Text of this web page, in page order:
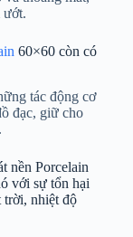
ướt.
60×60 còn có
tác động cơ
đạc, giữ cho
nền Porcelain
với sự tổn hại
trời, nhiệt độ